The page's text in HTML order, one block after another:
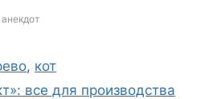
, кот
все для производства